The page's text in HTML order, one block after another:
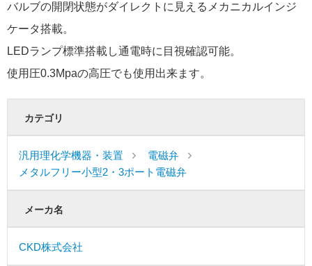
バルブの開閉状態がダイレクトに見えるメカニカルインジ
ケータ搭載。
LEDランプ標準搭載し通電時に目視確認可能。
使用圧0.3Mpaの高圧でも使用出来ます。
カテゴリ
汎用理化学機器・装置
電磁弁
メタルフリー小型2・3ポート電磁弁
メーカ名
CKD株式会社